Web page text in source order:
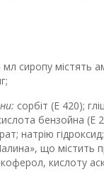
мл сиропу містять
сорбіт (Е 420);
бензойна (Е
натрію
що містить
кислоту